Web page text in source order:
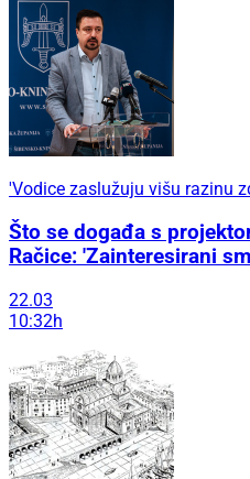
'Vodice zaslužuju višu razinu
Što se događa s
Račice: 'Zainteresirani
22.03
10:32h